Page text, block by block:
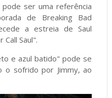
ser uma referência
de Breaking Bad
a estreia de Saul
Saul".
e azul batido" pode se
o sofrido por Jimmy, ao